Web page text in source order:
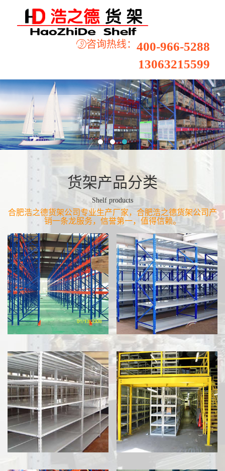
咨询热线： 400-966-5288
13063215599
货架产品分类
Shelf products
合肥浩之德货架公司专业生产厂家，合肥浩之德货架公司产
销一条龙服务，信誉第一，值得信赖。